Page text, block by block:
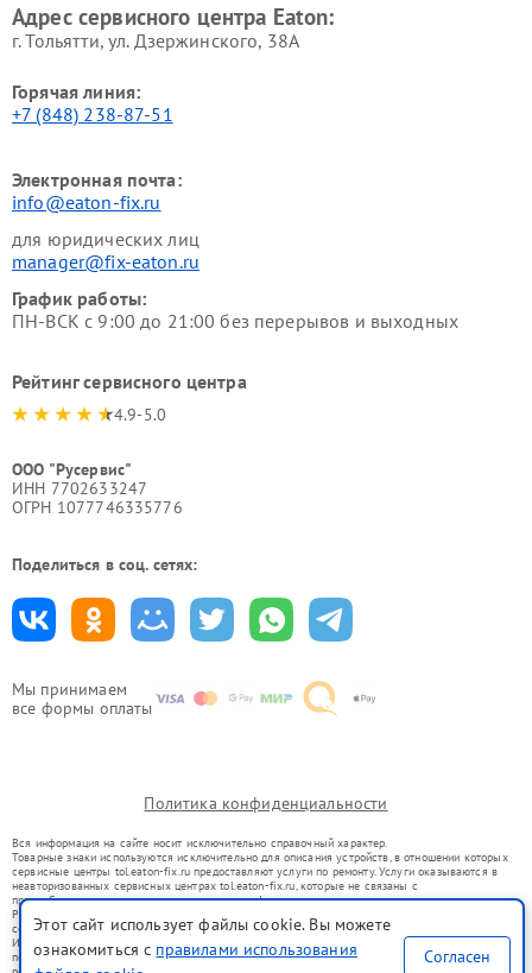
Мы принимаем
все формы оплаты
Адрес сервисного центра Eaton:
г. Тольятти, ул. Дзержинского, 38А
Горячая линия:
+7 (848) 238-87-51
Электронная почта:
info@eaton-fix.ru
для юридических лиц
manager@fix-eaton.ru
График работы:
ПН-ВСК с 9:00 до 21:00 без перерывов и выходных
Рейтинг сервисного центра
4.9-5.0
ООО "Русервис"
ИНН 7702633247
ОГРН 1077746335776
Поделиться в соц. сетях:
Политика конфиденциальности
Вся информация на сайте носит исключительно справочный характер.
Товарные знаки используются исключительно для описания устройств, в отношении которых
сервисные центры tol.eaton-fix.ru предоставляют услуги по ремонту. Услуги оказываются в
неавторизованных сервисных центрах tol.eaton-fix.ru, которые не связаны с
правообладателями товарных знаков или их официальными представителями.
Ремонт осуществляется для устройств, уже введенных в гражданский оборот в соответствии
со статьей 1487 ГК РФ.
Использование товарных знаков не преследует цели индивидуализации услуг или введения
потребителей в заблуждение, а служит для информирования о предоставляемых услугах по
Этот сайт использует файлы cookie. Вы можете
ознакомиться с правилами использования
Согласен